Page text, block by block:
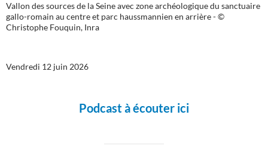
Vallon des sources de la Seine avec zone archéologique du sanctuaire
gallo-romain au centre et parc haussmannien en arrière - ©
Christophe Fouquin, Inra
Vendredi 12 juin 2026
Podcast à écouter ici